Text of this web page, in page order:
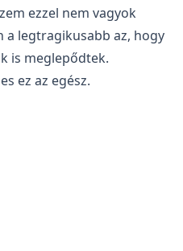
ezzel nem vagyok
a legtragikusabb az, hogy
is meglepődtek.
ez az egész.